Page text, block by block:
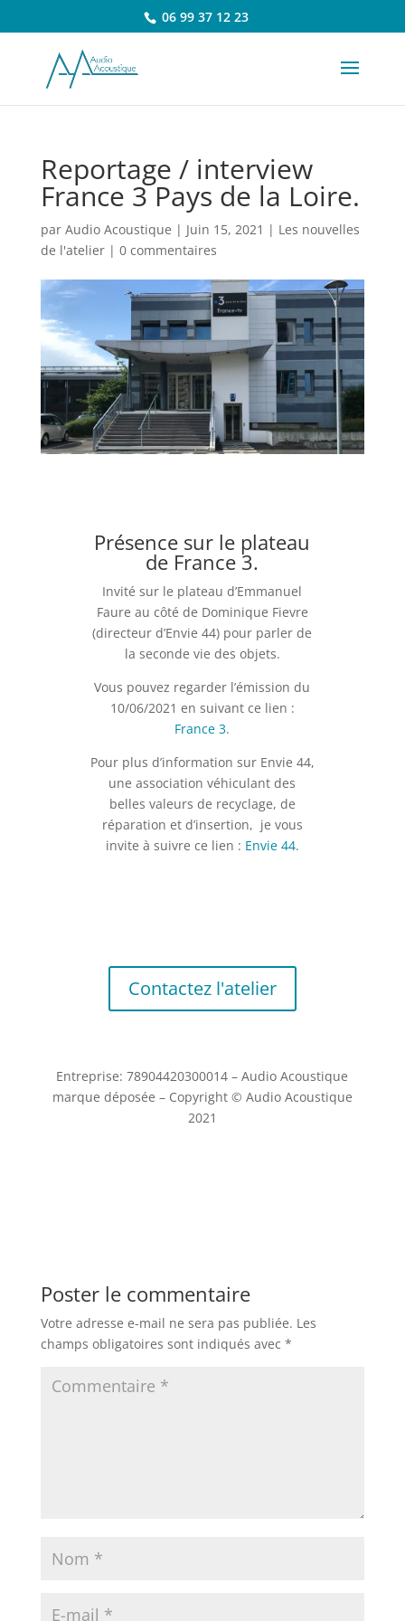
06 99 37 12 23
Reportage / interview
France 3 Pays de la Loire.
par Audio Acoustique | Juin 15, 2021 | Les nouvelles
de l'atelier| 0 commentaires
Présence sur le plateau
de France 3.
Invité sur le plateau d’Emmanuel
Faure au côté de Dominique Fievre
(directeur d’Envie 44) pour parler de
la seconde vie des objets.
Vous pouvez regarder l’émission du
10/06/2021 en suivant ce lien :
France 3.
Pour plus d’information sur Envie 44,
une association véhiculant des
belles valeurs de recyclage, de
réparation et d’insertion, je vous
invite à suivre ce lien : Envie 44.
Contactez l'atelier
Entreprise: 78904420300014 – Audio Acoustique
marque déposée – Copyright © Audio Acoustique
2021
Poster le commentaire
Votre adresse e-mail ne sera pas publiée. Les
champs obligatoires sont indiqués avec *